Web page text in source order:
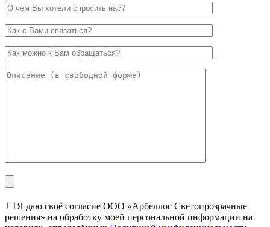
Я даю своё согласие ООО «Арбеллос Светопрозрачные
решения» на обработку моей персональной информации на